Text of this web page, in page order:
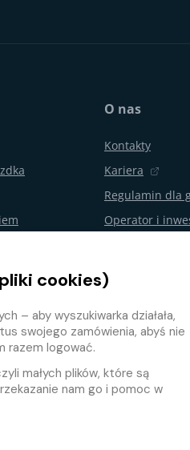
O nas
Kontakty
Kariera
Regulamin dla
Operator i
Partnerski e-
cookies)
– aby wyszukiwarka działała,
swojego zamówienia, abyś nie
razem logować.
małych plików, które są
nam go i pomoc w